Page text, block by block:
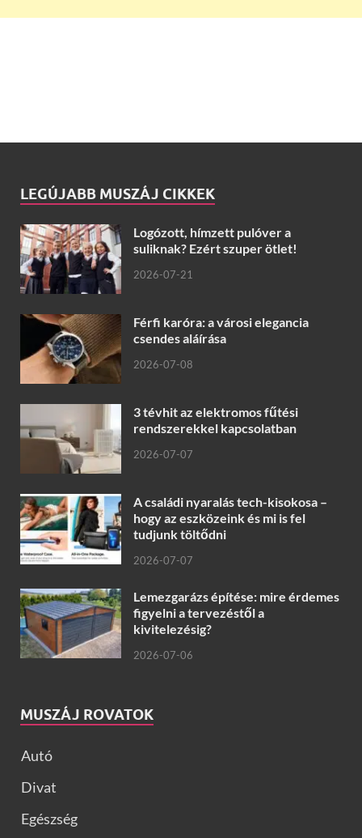
LEGÚJABB MUSZÁJ CIKKEK
Logózott, hímzett pulóver a
suliknak? Ezért szuper ötlet!
2026-07-21
Férfi karóra: a városi elegancia
csendes aláírása
2026-07-08
3 tévhit az elektromos fűtési
rendszerekkel kapcsolatban
2026-07-07
A családi nyaralás tech-kisokosa –
hogy az eszközeink és mi is fel
tudjunk töltődni
2026-07-07
Lemezgarázs építése: mire érdemes
figyelni a tervezéstől a
kivitelezésig?
2026-07-06
MUSZÁJ ROVATOK
Autó
Divat
Egészség